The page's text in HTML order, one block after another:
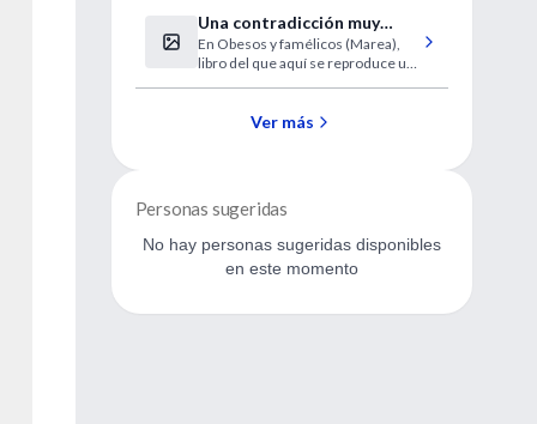
Una contradicción muy
gorda
En Obesos y famélicos (Marea),
libro del que aquí se reproduce un
consecuencias de la globalización
Ver más
Personas sugeridas
No hay personas sugeridas disponibles
en este momento